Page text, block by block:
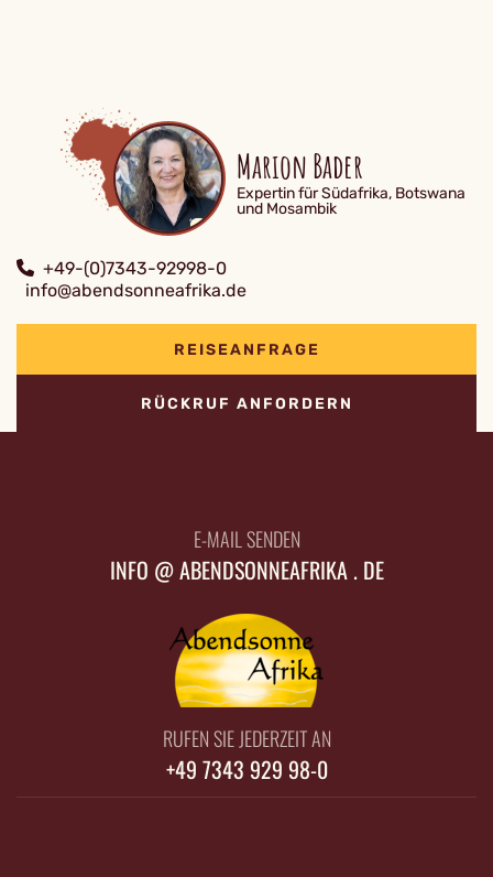
Marion Bader
Expertin für Südafrika, Botswana
und Mosambik
+49-(0)7343-92998-0
info@abendsonneafrika.de
REISEANFRAGE
RÜCKRUF ANFORDERN
E-MAIL SENDEN
INFO @ ABENDSONNEAFRIKA . DE
RUFEN SIE JEDERZEIT AN
+49 7343 929 98-0